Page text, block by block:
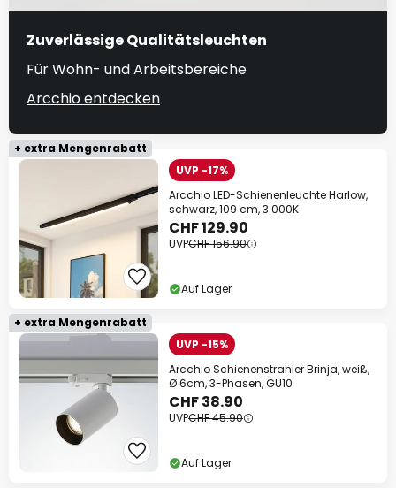
Zuverlässige Qualitätsleuchten
Für Wohn- und Arbeitsbereiche
Arcchio entdecken
+ extra Mengenrabatt
UVP -17%
Arcchio LED-Schienenleuchte Harlow,
schwarz, 109 cm, 3.000K
CHF 129.90
UVPCHF 156.90
Auf Lager
+ extra Mengenrabatt
UVP -15%
Arcchio Schienenstrahler Brinja, weiß,
Ø 6cm, 3-Phasen, GU10
CHF 38.90
UVPCHF 45.90
Auf Lager